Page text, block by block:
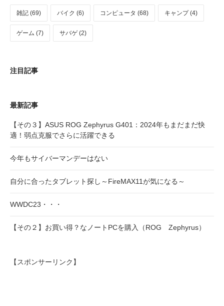
雑記 (69) バイク (6) コンピュータ (68) キャンプ (4)
ゲーム (7) サバゲ (2)
注目記事
最新記事
【その３】ASUS ROG Zephyrus G401：2024年もまだまだ快
適！弱点克服でさらに活躍できる
今年もサイバーマンデーはない
自分に合ったタブレット探し～FireMAX11が気になる～
WWDC23・・・
【その２】お買い得？なノートPCを購入（ROG Zephyrus）
【スポンサーリンク】